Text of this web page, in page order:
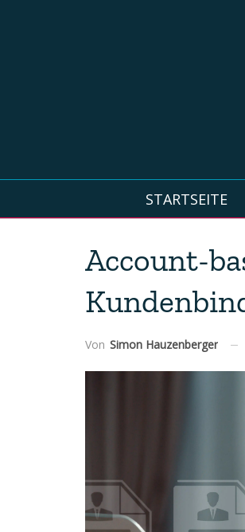
STARTSEITE
Account-
Von Simon Hauzenberger